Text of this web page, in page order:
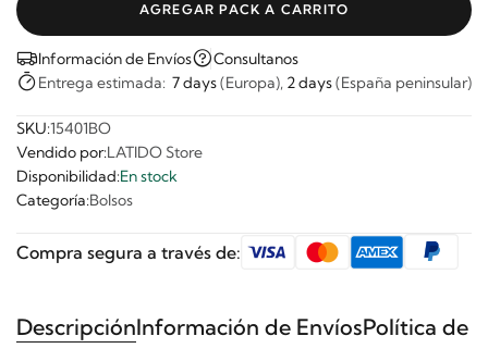
AGREGAR PACK A CARRITO
Información de Envíos
Consultanos
Entrega estimada: 7 days(Europa), 2 days(España peninsular)
SKU:15401BO
Vendido por:LATIDO Store
Disponibilidad:En stock
Categoría:Bolsos
Compra segura a través de:
DescripciónInformación de EnvíosPolítica de